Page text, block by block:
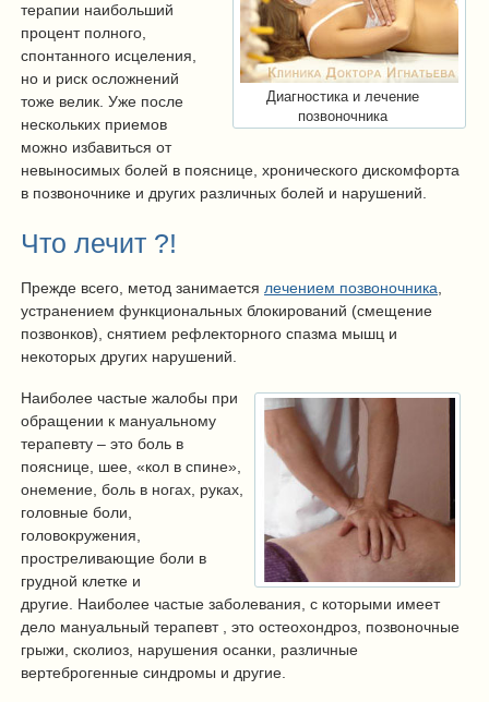
Диагностика и лечение
позвоночника
терапии наибольший
процент полного,
спонтанного исцеления,
но и риск осложнений
тоже велик. Уже после
нескольких приемов
можно избавиться от
невыносимых болей в пояснице, хронического дискомфорта
в позвоночнике и других различных болей и нарушений.
Что лечит ?!
Прежде всего, метод занимается лечением позвоночника,
устранением функциональных блокирований (смещение
позвонков), снятием рефлекторного спазма мышц и
некоторых других нарушений.
Наиболее частые жалобы при
обращении к мануальному
терапевту – это боль в
пояснице, шее, «кол в спине»,
онемение, боль в ногах, руках,
головные боли,
головокружения,
простреливающие боли в
грудной клетке и
другие. Наиболее частые заболевания, с которыми имеет
дело мануальный терапевт , это остеохондроз, позвоночные
грыжи, сколиоз, нарушения осанки, различные
вертеброгенные синдромы и другие.